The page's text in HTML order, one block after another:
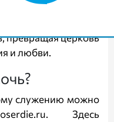
помощь
усилия
превращая церковь
и любви.
служению можно
. Здесь